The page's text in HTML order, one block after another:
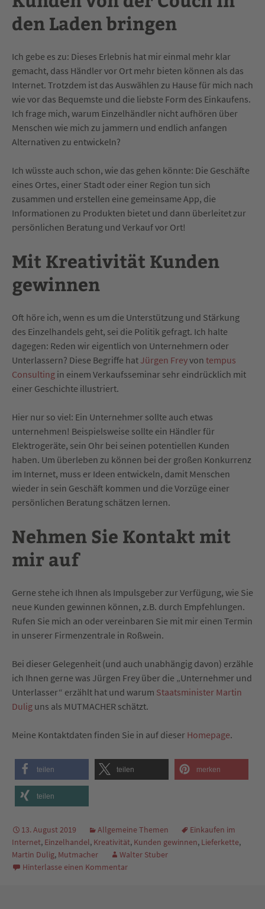
den Laden bringen
Ich gebe es zu: Dieses Erlebnis hat mir einmal mehr klar
gemacht, dass Händler vor Ort mehr bieten können als das
Internet. Trotzdem ist das Auswählen zu Hause für mich nach
wie vor das Bequemste und die liebste Form des Einkaufens.
Ich frage mich, warum Einzelhändler nicht aufhören über
Menschen wie mich zu jammern und endlich anfangen
Alternativen zu entwickeln?
Ich wüsste auch schon, wie das gehen könnte: Die Geschäfte
eines Ortes, einer Stadt oder einer Region tun sich
zusammen und erstellen eine gemeinsame App, die
Informationen zu Produkten bietet und dann überleitet zur
persönlichen Beratung und Verkauf vor Ort!
Mit Kreativität Kunden
gewinnen
Oft höre ich, wenn es um die Unterstützung und Stärkung
des Einzelhandels geht, sei die Politik gefragt. Ich halte
dagegen: Reden wir eigentlich von Unternehmern oder
Unterlassern? Diese Begriffe hat Jürgen Freyvon tempus
Consulting in einem Verkaufsseminar sehr eindrücklich mit
einer Geschichte illustriert.
Hier nur so viel: Ein Unternehmer sollte auch etwas
unternehmen! Beispielsweise sollte ein Händler für
Elektrogeräte, sein Ohr bei seinen potentiellen Kunden
haben. Um überleben zu können bei der großen Konkurrenz
im Internet, muss er Ideen entwickeln, damit Menschen
wieder in sein Geschäft kommen und die Vorzüge einer
persönlichen Beratung schätzen lernen.
Nehmen Sie Kontakt mit
mir auf
Gerne stehe ich Ihnen als Impulsgeber zur Verfügung, wie Sie
neue Kunden gewinnen können, z.B. durch Empfehlungen.
Rufen Sie mich an oder vereinbaren Sie mit mir einen Termin
in unserer Firmenzentrale in Roßwein.
Bei dieser Gelegenheit (und auch unabhängig davon) erzähle
ich Ihnen gerne was Jürgen Frey über die „Unternehmer und
Unterlasser“ erzählt hat und warum Staatsminister Martin
Dulig uns als MUTMACHER schätzt.
Meine Kontaktdaten finden Sie in auf dieser Homepage.
teilen teilen merken
teilen
13. August 2019 Allgemeine Themen
Einkaufen im
Internet, Einzelhandel, Kreativität, Kunden gewinnen, Lieferkette,
Martin Dulig, Mutmacher
Walter Stuber
Hinterlasse einen Kommentar